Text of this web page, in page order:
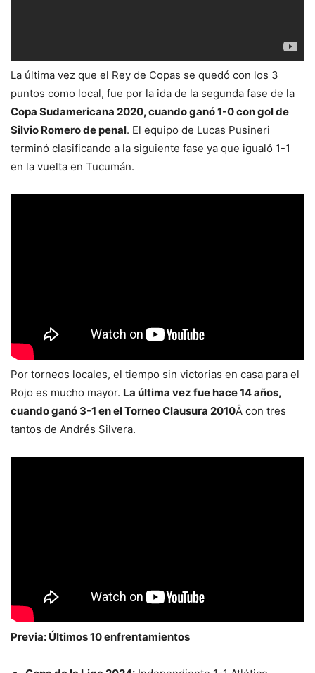
La última vez que el Rey de Copas se quedó con los 3
puntos como local, fue por la ida de la segunda fase de la
Copa Sudamericana 2020, cuando ganó 1-0 con gol de
Silvio Romero de penal. El equipo de Lucas Pusineri
terminó clasificando a la siguiente fase ya que igualó 1-1
en la vuelta en Tucumán.
Por torneos locales, el tiempo sin victorias en casa para el
Rojo es mucho mayor. La última vez fue hace 14 años,
cuando ganó 3-1 en el Torneo Clausura 2010Â con tres
tantos de Andrés Silvera.
Previa: Últimos 10 enfrentamientos